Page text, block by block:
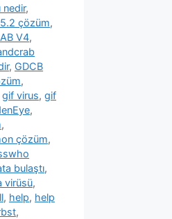
nedir,
çözüm,
V4,
, GDCB
,
gif virus, gif
,
,
çözüm,
bulaştı,
virüsü,
, help, help
,